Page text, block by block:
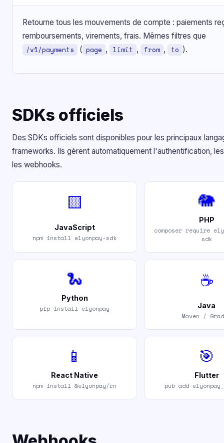
Retourne tous les mouvements de compte : paiements
remboursements, virements, frais. Mêmes filtres que
/v1/payments
( page , limit , from , to ).
SDKs officiels
Des SDKs officiels sont disponibles pour les principaux
frameworks. Ils gèrent automatiquement l'authentification,
les webhooks.
🟨
JavaScript
npm install elyonpay-sdk
🐘
PHP
composer require
sdk
🐍
Python
pip install elyonpay
☕
Java
Maven /
📱
React Native
npm install @elyonpay/rn
🎯
Flutter
pub add